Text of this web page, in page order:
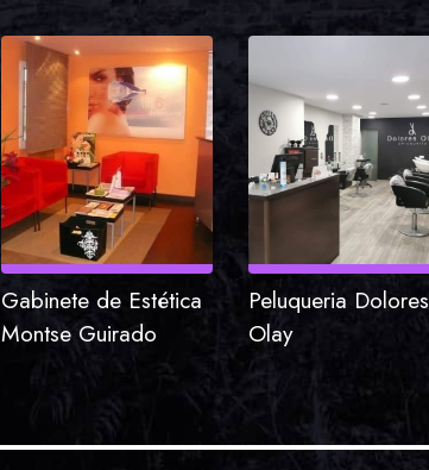
Gabinete de Estética
Montse Guirado
Peluqueria Dolores
Olay